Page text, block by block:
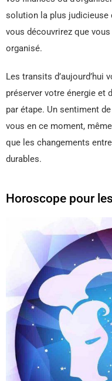
solution la plus judicieuse
vous découvrirez que
organisé.
Les transits d’aujourd’hui
préserver votre énergie et
par étape. Un sentiment
vous en ce moment,
que les changements
durables.
Horoscope pour